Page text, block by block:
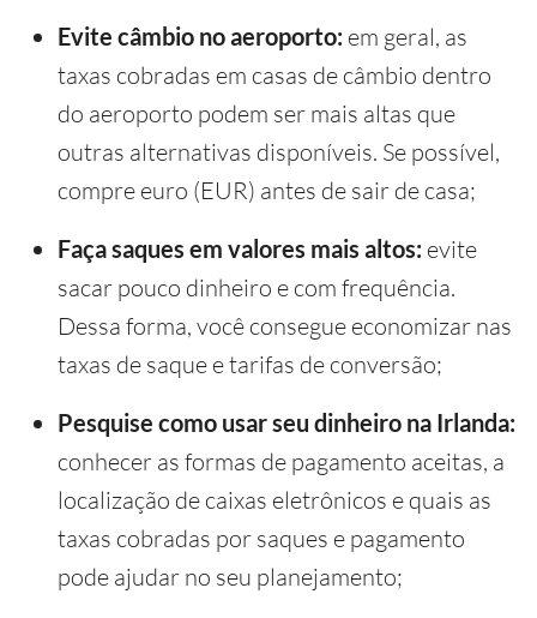
Evite câmbio no aeroporto: em geral, as
taxas cobradas em casas de câmbio dentro
do aeroporto podem ser mais altas que
outras alternativas disponíveis. Se possível,
compre euro (EUR) antes de sair de casa;
Faça saques em valores mais altos: evite
sacar pouco dinheiro e com frequência.
Dessa forma, você consegue economizar nas
taxas de saque e tarifas de conversão;
Pesquise como usar seu dinheiro na Irlanda:
conhecer as formas de pagamento aceitas, a
localização de caixas eletrônicos e quais as
taxas cobradas por saques e pagamento
pode ajudar no seu planejamento;